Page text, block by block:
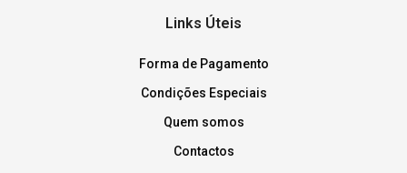
Links Úteis
Forma de Pagamento
Condições Especiais
Quem somos
Contactos